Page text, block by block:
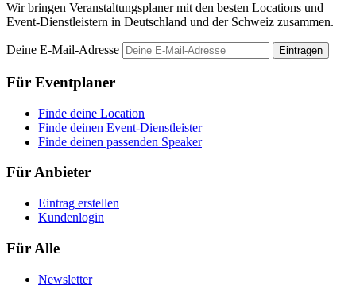
Wir bringen Veranstaltungsplaner mit den besten Locations und
Event-Dienstleistern in Deutschland und der Schweiz zusammen.
Deine E-Mail-Adresse Eintragen
Für Eventplaner
Finde deine Location
Finde deinen Event-Dienstleister
Finde deinen passenden Speaker
Für Anbieter
Eintrag erstellen
Kundenlogin
Für Alle
Newsletter